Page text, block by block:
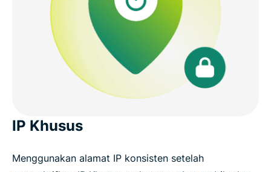
IP Khusus
Menggunakan alamat IP konsisten setelah